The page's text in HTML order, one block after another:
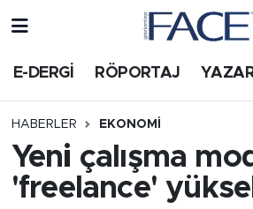
E-DERGİ RÖPORTAJ
HABERLER EKONOMI
Yeni çalışma
'freelance'
HABER
Nöbetçi Eczaneler
Trafik Durumu
Süper Lig Puan Durumu ve